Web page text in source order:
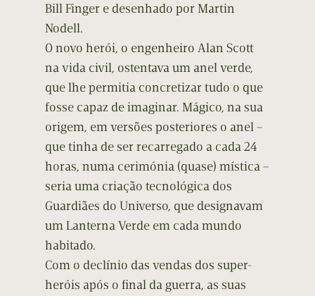
Bill Finger e desenhado por Martin
Nodell.
O novo herói, o engenheiro Alan Scott
na vida civil, ostentava um anel verde,
que lhe permitia concretizar tudo o que
fosse capaz de imaginar. Mágico, na sua
origem, em versões posteriores o anel –
que tinha de ser recarregado a cada 24
horas, numa cerimónia (quase) mística –
seria uma criação tecnológica dos
Guardiães do Universo, que designavam
um Lanterna Verde em cada mundo
habitado.
Com o declínio das vendas dos super-
heróis após o final da guerra, as suas